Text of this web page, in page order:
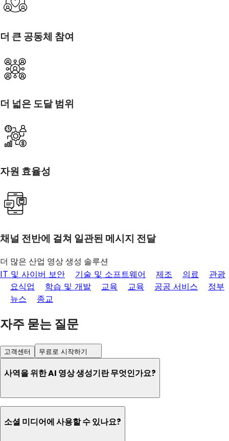
더 큰 공동체 참여
더 넓은 도달 범위
자원 효율성
채널 전반에 걸쳐 일관된 메시지 전달
더 많은 산업 영상 생성 솔루션
IT 및 사이버 보안 기술 및 소프트웨어 제조 의료
관광
요식업
학습 및 개발 교육 교육 공공 서비스
정부
뉴스
종교
자주 묻는 질문
고객센터 무료로 시작하기
사역을 위한 AI 영상 생성기란 무엇인가요?
소셜 미디어에 사용할 수 있나요?